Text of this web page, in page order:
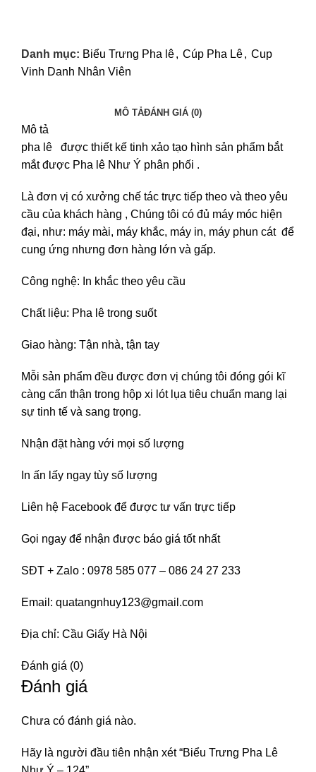
Danh mục: Biểu Trưng Pha lê, Cúp Pha Lê, Cup
Vinh Danh Nhân Viên
MÔ TẢĐÁNH GIÁ (0)
Mô tả
pha lê được thiết kế tinh xảo tạo hình sản phẩm bắt
mắt được Pha lê Như Ý phân phối .
Là đơn vị có xưởng chế tác trực tiếp theo và theo yêu
cầu của khách hàng , Chúng tôi có đủ máy móc hiện
đại, như: máy mài, máy khắc, máy in, máy phun cát để
cung ứng nhưng đơn hàng lớn và gấp.
Công nghệ: In khắc theo yêu cầu
Chất liệu: Pha lê trong suốt
Giao hàng: Tận nhà, tận tay
Mỗi sản phẩm đều được đơn vị chúng tôi đóng gói kĩ
càng cẩn thận trong hộp xi lót lụa tiêu chuẩn mang lại
sự tinh tế và sang trọng.
Nhận đặt hàng với mọi số lượng
In ấn lấy ngay tùy số lượng
Liên hệ Facebook để được tư vấn trực tiếp
Gọi ngay để nhận được báo giá tốt nhất
SĐT + Zalo : 0978 585 077 – 086 24 27 233
Email: quatangnhuy123@gmail.com
Địa chỉ: Cầu Giấy Hà Nội
Đánh giá (0)
Đánh giá
Chưa có đánh giá nào.
Hãy là người đầu tiên nhận xét “Biểu Trưng Pha Lê